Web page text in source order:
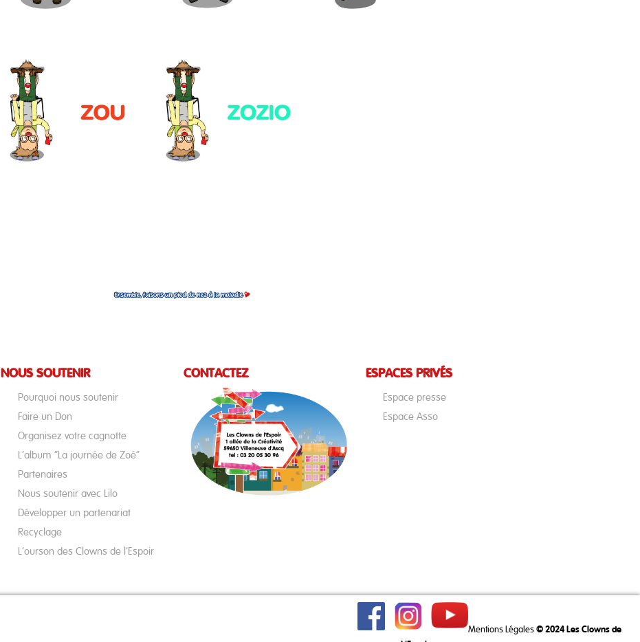
NOUS SOUTENIR
Pourquoi nous soutenir
Faire un Don
Organisez votre cagnotte
L’album “La journée de Zoé”
Partenaires
Nous soutenir avec Lilo
Développer un partenariat
Recyclage
L’ourson des Clowns de l’Espoir
CONTACTEZ ESPACES PRIVÉS
Espace presse
Espace Asso
Mentions Légales © 2024 Les Clowns de